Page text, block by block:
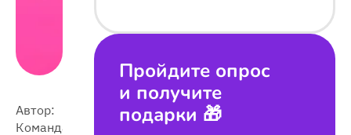
Автор:
Команда
13 409
Пройдите опрос
и получите
подарки 🎁